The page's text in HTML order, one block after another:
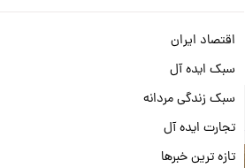
اقتصاد ایران
سبک ایده آل
سبک زندگی مردانه
تجارت ایده آل
تازه ترین خبرها